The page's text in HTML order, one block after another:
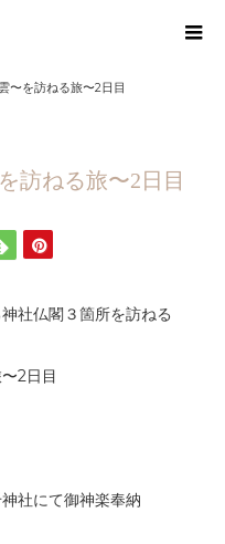
〜を訪ねる旅〜2日目
訪ねる旅〜2日目
社仏閣３箇所を訪ねる
2日目
社にて御神楽奉納